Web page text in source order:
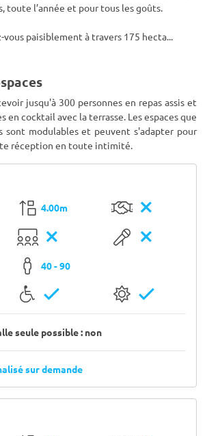
toute l’année et pour tous les goûts.
vous paisiblement à travers 175 hecta...
jusqu'à 300 personnes en repas assis et
en cocktail avec la terrasse. Les espaces que
sont modulables et peuvent s'adapter pour
réception en toute intimité.
4.00m
40 - 90
seule possible : non
sur demande